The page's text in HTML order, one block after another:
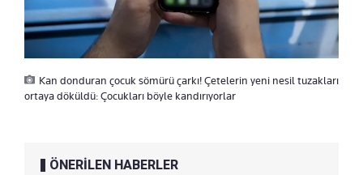
Kan donduran çocuk sömürü çarkı! Çetelerin yeni nesil tuzakları
ortaya döküldü: Çocukları böyle kandırıyorlar
ÖNERİLEN HABERLER